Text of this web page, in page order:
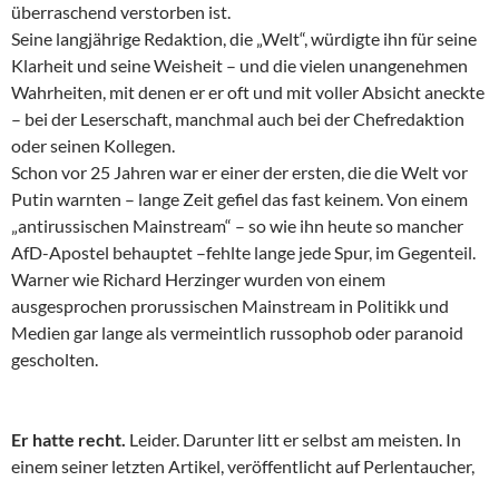
überraschend verstorben ist.
Seine langjährige Redaktion, die „Welt“, würdigte ihn für seine
Klarheit und seine Weisheit – und die vielen unangenehmen
Wahrheiten, mit denen er er oft und mit voller Absicht aneckte
– bei der Leserschaft, manchmal auch bei der Chefredaktion
oder seinen Kollegen.
Schon vor 25 Jahren war er einer der ersten, die die Welt vor
Putin warnten – lange Zeit gefiel das fast keinem. Von einem
„antirussischen Mainstream“ – so wie ihn heute so mancher
AfD-Apostel behauptet –fehlte lange jede Spur, im Gegenteil.
Warner wie Richard Herzinger wurden von einem
ausgesprochen prorussischen Mainstream in Politikk und
Medien gar lange als vermeintlich russophob oder paranoid
gescholten.
Er hatte recht. Leider. Darunter litt er selbst am meisten. In
einem seiner letzten Artikel, veröffentlicht auf Perlentaucher,